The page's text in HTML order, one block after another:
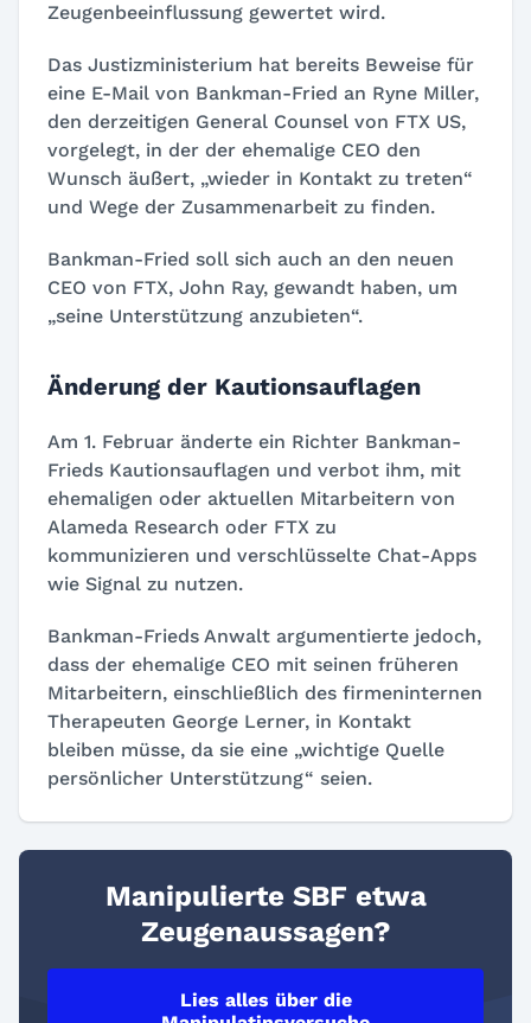
Zeugenbeeinflussung gewertet wird.
Das Justizministerium hat bereits Beweise für
eine E-Mail von Bankman-Fried an Ryne Miller,
den derzeitigen General Counsel von FTX US,
vorgelegt, in der der ehemalige CEO den
Wunsch äußert, „wieder in Kontakt zu treten“
und Wege der Zusammenarbeit zu finden.
Bankman-Fried soll sich auch an den neuen
CEO von FTX, John Ray, gewandt haben, um
„seine Unterstützung anzubieten“.
Änderung der Kautionsauflagen
Am 1. Februar änderte ein Richter Bankman-
Frieds Kautionsauflagen und verbot ihm, mit
ehemaligen oder aktuellen Mitarbeitern von
Alameda Research oder FTX zu
kommunizieren und verschlüsselte Chat-Apps
wie Signal zu nutzen.
Bankman-Frieds Anwalt argumentierte jedoch,
dass der ehemalige CEO mit seinen früheren
Mitarbeitern, einschließlich des firmeninternen
Therapeuten George Lerner, in Kontakt
bleiben müsse, da sie eine „wichtige Quelle
persönlicher Unterstützung“ seien.
Manipulierte SBF etwa
Zeugenaussagen?
Lies alles über die